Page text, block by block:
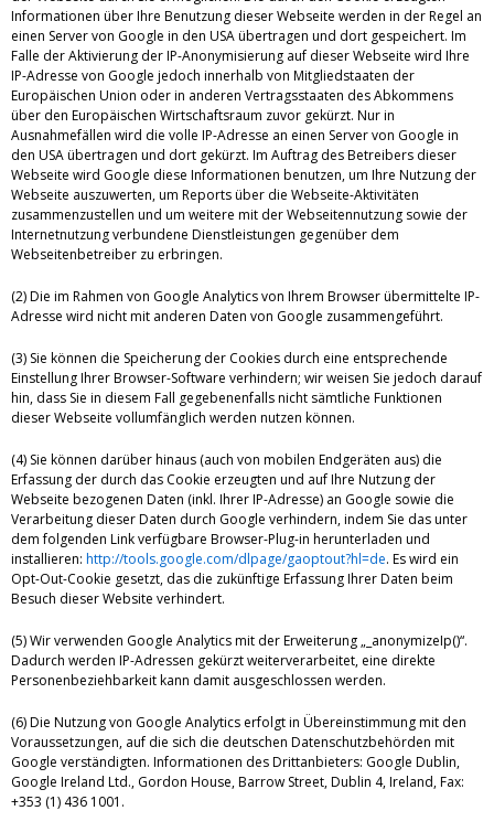
Informationen über Ihre Benutzung dieser Webseite werden in der Regel an
einen Server von Google in den USA übertragen und dort gespeichert. Im
Falle der Aktivierung der IP-Anonymisierung auf dieser Webseite wird Ihre
IP-Adresse von Google jedoch innerhalb von Mitgliedstaaten der
Europäischen Union oder in anderen Vertragsstaaten des Abkommens
über den Europäischen Wirtschaftsraum zuvor gekürzt. Nur in
Ausnahmefällen wird die volle IP-Adresse an einen Server von Google in
den USA übertragen und dort gekürzt. Im Auftrag des Betreibers dieser
Webseite wird Google diese Informationen benutzen, um Ihre Nutzung der
Webseite auszuwerten, um Reports über die Webseite-Aktivitäten
zusammenzustellen und um weitere mit der Webseitennutzung sowie der
Internetnutzung verbundene Dienstleistungen gegenüber dem
Webseitenbetreiber zu erbringen.
(2) Die im Rahmen von Google Analytics von Ihrem Browser übermittelte IP-
Adresse wird nicht mit anderen Daten von Google zusammengeführt.
(3) Sie können die Speicherung der Cookies durch eine entsprechende
Einstellung Ihrer Browser-Software verhindern; wir weisen Sie jedoch darauf
hin, dass Sie in diesem Fall gegebenenfalls nicht sämtliche Funktionen
dieser Webseite vollumfänglich werden nutzen können.
(4) Sie können darüber hinaus (auch von mobilen Endgeräten aus) die
Erfassung der durch das Cookie erzeugten und auf Ihre Nutzung der
Webseite bezogenen Daten (inkl. Ihrer IP-Adresse) an Google sowie die
Verarbeitung dieser Daten durch Google verhindern, indem Sie das unter
dem folgenden Link verfügbare Browser-Plug-in herunterladen und
installieren: http://tools.google.com/dlpage/gaoptout?hl=de. Es wird ein
Opt-Out-Cookie gesetzt, das die zukünftige Erfassung Ihrer Daten beim
Besuch dieser Website verhindert.
(5) Wir verwenden Google Analytics mit der Erweiterung „_anonymizeIp()“.
Dadurch werden IP-Adressen gekürzt weiterverarbeitet, eine direkte
Personenbeziehbarkeit kann damit ausgeschlossen werden.
(6) Die Nutzung von Google Analytics erfolgt in Übereinstimmung mit den
Voraussetzungen, auf die sich die deutschen Datenschutzbehörden mit
Google verständigten. Informationen des Drittanbieters: Google Dublin,
Google Ireland Ltd., Gordon House, Barrow Street, Dublin 4, Ireland, Fax:
+353 (1) 436 1001.